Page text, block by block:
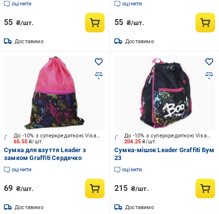
оцінити
55 ₴/шт.
Доставимо
оцінити
55 ₴/шт.
Доставимо
65.55₴/шт.
До -10% з суперкредиткою Visa Вигода
Сумка для взуття Leader з
замком Graffiti Сердечко
оцінити
69 ₴/шт.
Доставимо
204.25₴/шт.
До -10% з суперкредиткою Visa Вигода
Сумка-мішок Leader Graffiti Бум
23
оцінити
215 ₴/шт.
Доставимо